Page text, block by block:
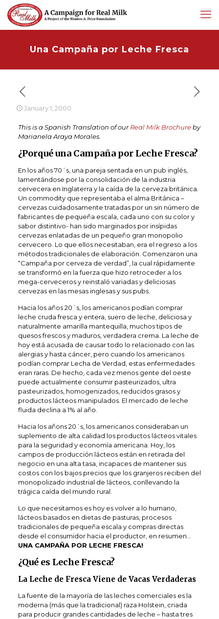
Una Campaña por Leche Fresca
January 1, 2000
This is a Spanish Translation of ourReal Milk Brochureby
Marianela Araya Morales.
¿Porqué una Campaña por Leche Fresca?
En los años 70´s, una pareja sentada en un pub inglés,
lamentándose por la consolidación de la industria
cervecera en Inglaterra y la caída de la cerveza británica.
Un commodity que representaba el alma Británica –
cervezas cuidadosamente tratadas por un sin número de
fabricantes de pequeña escala, cada uno con su color y
sabor distintivo- han sido marginados por insípidas
cervezas enlatadas de un pequeño gran monopolio
cervecero. Lo que ellos necesitaban, era el regreso a los
métodos tradicionales de elaboración. Comenzaron una
“Campaña por cerveza de verdad”, la cual rápidamente
se transformó en la fuerza que hizo retroceder a los
mega-cerveceros y reinstaló variadas y deliciosas
cervezas en las mesas inglesas y sus pubs.
Hacia los años 20´s, los americanos podían comprar
leche cruda fresca y entera, suero de leche, deliciosa y
naturalmente amarilla mantequilla, muchos tipos de
quesos frescos y maduros, verdadera crema. La leche de
hoy está acusada de causar todo lo relacionado con las
alergias y hasta cáncer, pero cuando los americanos
podían comprar Lecha de Verdad, estas enfermedades
eran raras. De hecho, cada vez menos gente del oeste
puede actualmente consumir pasteurizados, ultra
pasteurizados, homogenizados, reducidos grasos y
productos lácteos manipulados. El mercado de leche
fluida declina a 1% al año.
Hacia los añons 20´s, los americanos consideraban un
suplemento de alta calidad los productos lácteos vitales
para la seguridad y economía americana. Hoy, los
campos de producción lácteos están en retirada del
negocio en una alta tasa, incapaces de mantener sus
costos con los bajos precios que los granjeros reciben del
monopolizado industrial de lácteos, conllevando la
trágica caída del mundo rural.
Lo que necesitamos es hoy es volver a lo humano,
lácteos basados en dietas de pasturas, procesos
tradicionales de pequeña escala y compras directas
desde el consumidor hacia el productor, en resumen…
UNA CAMPAÑA POR LECHE FRESCA!
¿Qué es Leche Fresca?
La Leche de Fresca Viene de Vacas Verdaderas
La fuente de la mayoría de las leches comerciales es la
moderna (más que la tradicional) raza Holstein, criada
para producir grandes cantidades de leche – hasta tres